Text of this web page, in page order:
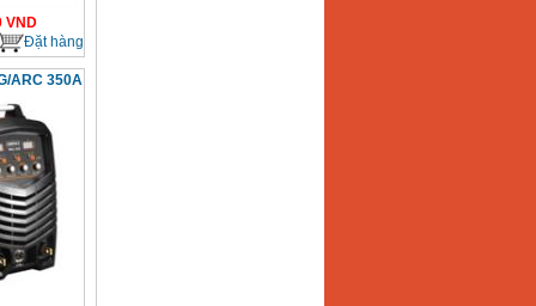
VND
Đặt hàng
ARC 350A